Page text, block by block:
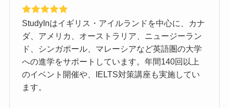
StudyInはイギリス・アイルランドを中心に、カナ
ダ、アメリカ、オーストラリア、ニュージーラン
ド、シンガポール、マレーシアなど英語圏の大学
への進学をサポートしています。年間140回以上
のイベント開催や、IELTS対策講座も実施してい
ます。